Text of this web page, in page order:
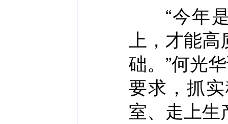
“今年是
上，才能
础。”何光
要求，抓
室、走上生